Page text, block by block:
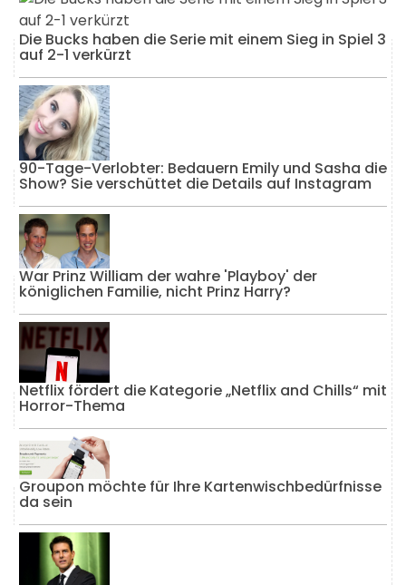
Die Bucks haben die Serie mit einem Sieg in Spiel 3
auf 2-1 verkürzt
90-Tage-Verlobter: Bedauern Emily und Sasha die
Show? Sie verschüttet die Details auf Instagram
War Prinz William der wahre 'Playboy' der
königlichen Familie, nicht Prinz Harry?
Netflix fördert die Kategorie „Netflix and Chills“ mit
Horror-Thema
Groupon möchte für Ihre Kartenwischbedürfnisse
da sein